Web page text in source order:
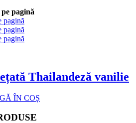
pagină
pagină
pagină
pagină
Thailandeză vanilie
ÎN COȘ